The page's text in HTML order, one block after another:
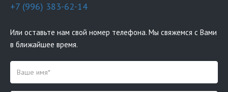
+7 (996) 383-62-14
Или оставьте нам свой номер телефона. Мы свяжемся с Вами
в ближайшее время.